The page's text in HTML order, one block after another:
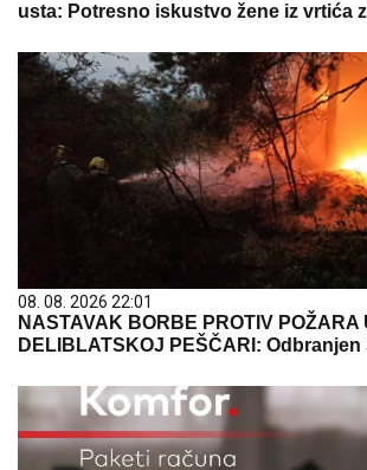
usta: Potresno iskustvo žene iz vrtića
08. 08. 2026 22:01
NASTAVAK BORBE PROTIV POŽARA
DELIBLATSKOJ PEŠČARI: Odbranjen